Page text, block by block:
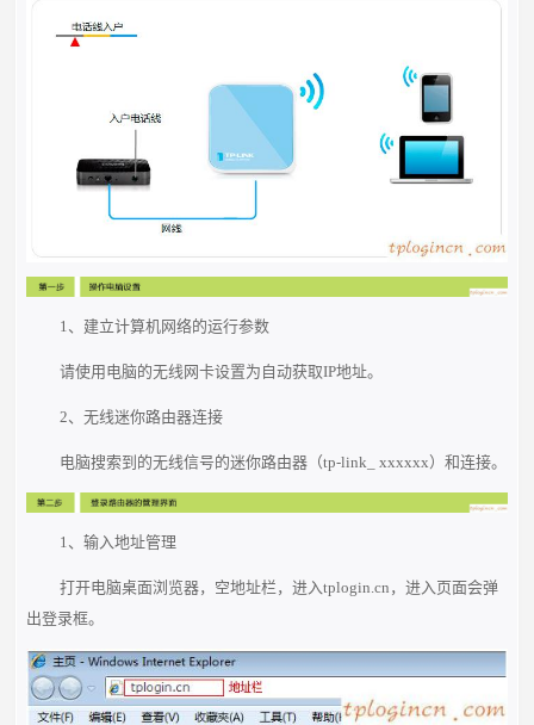
1、建立计算机网络的运行参数
请使用电脑的无线网卡设置为自动获取IP地址。
2、无线迷你路由器连接
电脑搜索到的无线信号的迷你路由器（tp-link_ xxxxxx）和连接。
1、输入地址管理
打开电脑桌面浏览器，空地址栏，进入tplogin.cn，进入页面会弹
出登录框。